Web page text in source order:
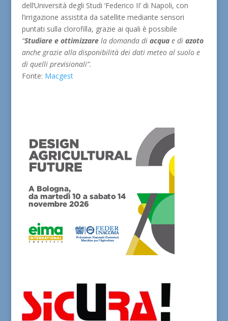
dell’Università degli Studi ‘Federico II’ di Napoli, con
l’irrigazione assistita da satellite mediante sensori
puntati sulla clorofilla, grazie ai quali è possibile
“Studiare e ottimizzare la domanda diacqua e di azoto
anche grazie alla disponibilità dei dati meteo al suolo e
di quelli previsionali”.
Fonte: Macgest